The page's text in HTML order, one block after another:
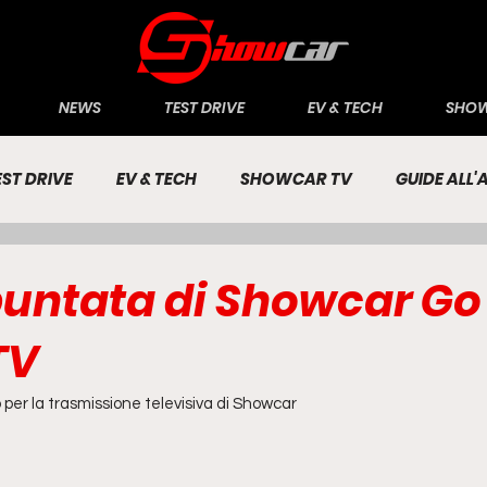
NEWS TEST DRIVE EV & TECH
DRIVE EV & TECH SHOWCAR TV GUIDE
di Showcar
la trasmissione televisiva di Showcar